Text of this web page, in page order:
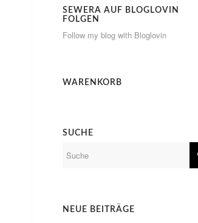
SEWERA AUF BLOGLOVIN
FOLGEN
Follow my blog with Bloglovin
WARENKORB
SUCHE
NEUE BEITRÄGE